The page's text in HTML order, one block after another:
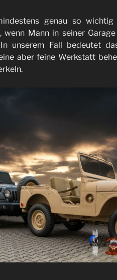
genau so
wenn Mann in seiner
unserem Fall bedeutet
aber feine Werkstatt